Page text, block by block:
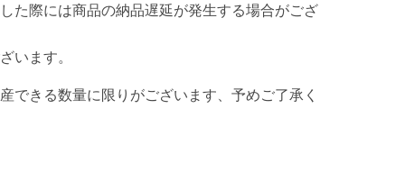
た際には商品の納品遅延が発生する場合がござ
います。
できる数量に限りがございます、予めご了承く